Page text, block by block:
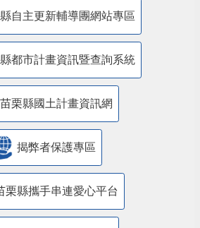
自主更新輔導團網站專區
都市計畫資訊暨查詢系統
苗栗縣國土計畫資訊網
揭弊者保護專區
栗縣攜手串連愛心平台